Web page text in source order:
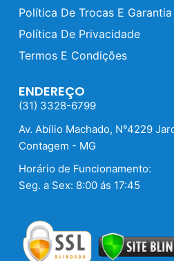
Política De Trocas E Garantia
Política De Privacidade
Termos E Condições
ENDEREÇO
(31) 3328-6799
Av. Abílio Machado, N°4229
Contagem - MG
Horário de Funcionamento:
Seg. a Sex: 8:00 ás 17:45